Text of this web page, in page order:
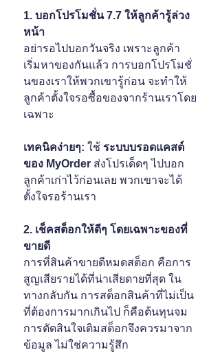
1. บอกโปรโมชั่น 7.7 ให้ลูกค้ารู้ล่วง
หน้า
อย่ารอไปบอกวันจริง เพราะลูกค้า
เริ่มหาของกันแล้ว การบอกโปรโมชั่
นของเราให้พวกเขารู้ก่อน จะทำให้
ลูกค้าตั้งใจรอซื้อของจากร้านเราโดย
เฉพาะ
เทคนิคง่ายๆ: ใช้ ระบบบรอดแคสต์
ของ MyOrder ส่งโปรเด็ดๆ ไปบอก
ลูกค้าเก่าไว้ก่อนเลย พวกเขาจะได้
ตั้งใจรอร้านเรา
2. เช็คสต็อกให้ดีๆ โดยเฉพาะของที่
ขายดี
การที่สินค้าขายดีหมดสต็อก คือการ
สูญเสียรายได้ที่น่าเสียดายที่สุด ใน
ทางกลับกัน การสต็อกสินค้าที่ไม่เป็น
ที่ต้องการมากเกินไป ก็คือต้นทุนจม
การตัดสินใจเติมสต็อกจึงควรมาจาก
ข้อมูล ไม่ใช่ความรู้สึก